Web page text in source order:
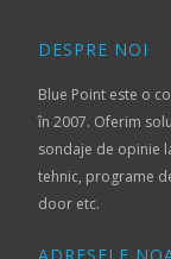
DESPRE NOI
Blue Point este o
în 2007. Oferim
sondaje de opinie
tehnic, programe
door etc.